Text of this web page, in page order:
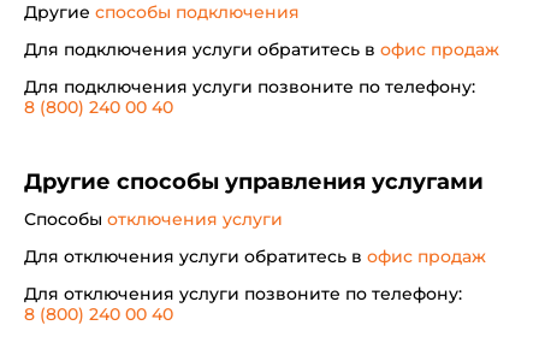
Другие способы подключения
Для подключения услуги обратитесь в офис продаж
Для подключения услуги позвоните по телефону:
8 (800) 240 00 40
Другие способы управления услугами
Способы отключения услуги
Для отключения услуги обратитесь в офис продаж
Для отключения услуги позвоните по телефону:
8 (800) 240 00 40